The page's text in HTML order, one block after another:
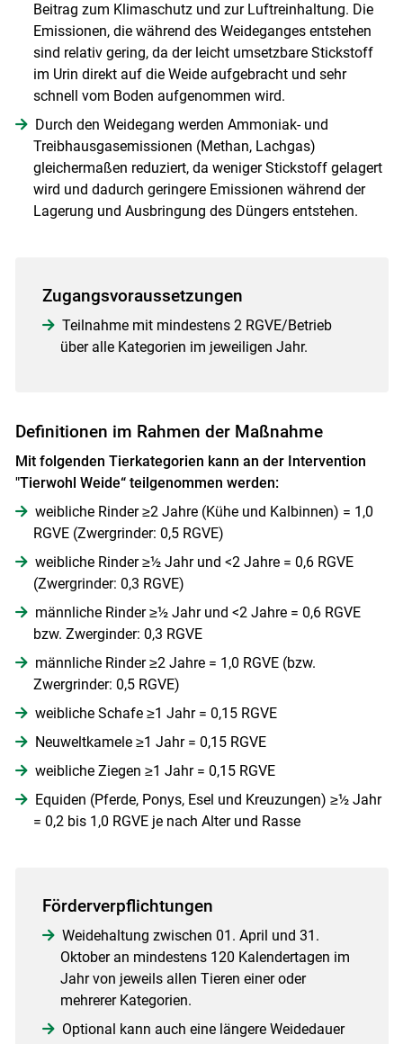
Skip to main content
Beitrag zum Klimaschutz und zur Luftreinhaltung. Die
Emissionen, die während des Weideganges entstehen
sind relativ gering, da der leicht umsetzbare Stickstoff
im Urin direkt auf die Weide aufgebracht und sehr
schnell vom Boden aufgenommen wird.
Durch den Weidegang werden Ammoniak- und
Treibhausgasemissionen (Methan, Lachgas)
gleichermaßen reduziert, da weniger Stickstoff gelagert
wird und dadurch geringere Emissionen während der
Lagerung und Ausbringung des Düngers entstehen.
Zugangsvoraussetzungen
Teilnahme mit mindestens 2 RGVE/Betrieb
über alle Kategorien im jeweiligen Jahr.
Definitionen im Rahmen der Maßnahme
Mit folgenden Tierkategorien kann an der Intervention
"Tierwohl Weide“ teilgenommen werden:
weibliche Rinder ≥2 Jahre (Kühe und Kalbinnen) = 1,0
RGVE (Zwergrinder: 0,5 RGVE)
weibliche Rinder ≥½ Jahr und <2 Jahre = 0,6 RGVE
(Zwergrinder: 0,3 RGVE)
männliche Rinder ≥½ Jahr und <2 Jahre = 0,6 RGVE
bzw. Zwerginder: 0,3 RGVE
männliche Rinder ≥2 Jahre = 1,0 RGVE (bzw.
Zwergrinder: 0,5 RGVE)
weibliche Schafe ≥1 Jahr = 0,15 RGVE
Neuweltkamele ≥1 Jahr = 0,15 RGVE
weibliche Ziegen ≥1 Jahr = 0,15 RGVE
Equiden (Pferde, Ponys, Esel und Kreuzungen) ≥½ Jahr
= 0,2 bis 1,0 RGVE je nach Alter und Rasse
Förderverpflichtungen
Weidehaltung zwischen 01. April und 31.
Oktober an mindestens 120 Kalendertagen im
Jahr von jeweils allen Tieren einer oder
mehrerer Kategorien.
Optional kann auch eine längere Weidedauer